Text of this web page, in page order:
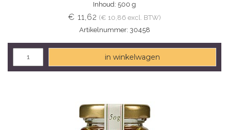
Inhoud: 500 g
€ 11,62 (€ 10,86 excl. BTW)
Artikelnummer: 30458
in winkelwagen